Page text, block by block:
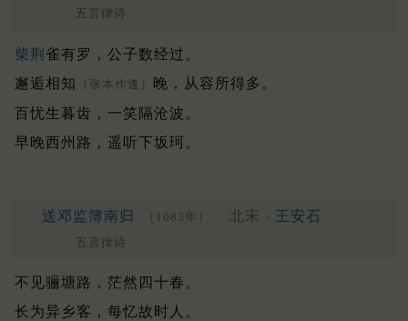
五言律诗
柴荆 雀有罗，公子数经过。
邂逅相知
（张本作逢）
晚，从容所得多。
百忧生暮齿，一笑隔沧波。
早晚西州路，遥听下坂珂。
送邓监簿南归 （1083年） 北宋 · 王安石
五言律诗
不见骊塘路，茫然四十春。
长为异乡客，每忆故时人。